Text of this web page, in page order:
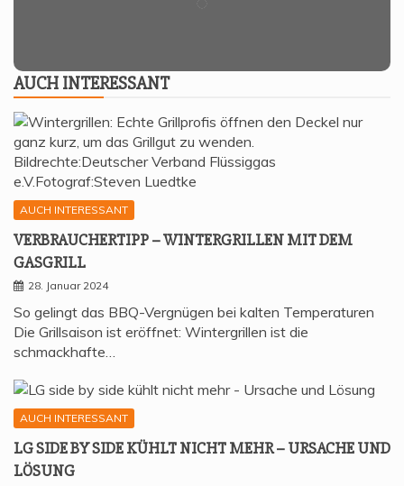
AUCH INTER­ES­SANT
AUCH INTERESSANT
VER­BRAU­CHER­TIPP – WIN­TER­GRIL­LEN MIT DEM
GASGRILL
28. Januar 2024
So gelingt das BBQ-Vergnügen bei kalten Temperaturen
Die Grillsaison ist eröffnet: Wintergrillen ist die
schmackhafte…
AUCH INTERESSANT
LG SIDE BY SIDE KÜHLT NICHT MEHR – URSA­CHE UND
LÖSUNG